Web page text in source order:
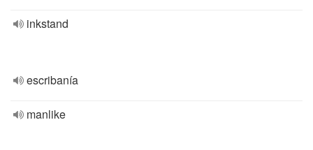
inkstand
escribanía
manlike